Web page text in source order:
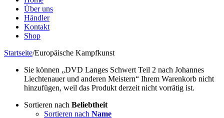
Über uns
Händler
Kontakt
Shop
Startseite/Europäische Kampfkunst
Sie können „DVD Langes Schwert Teil 2 nach Johannes
Liechtenauer und anderen Meistern“ Ihrem Warenkorb nicht
hinzufügen, weil das Produkt derzeit nicht vorrätig ist.
Sortieren nach Beliebtheit
Sortieren nach Name